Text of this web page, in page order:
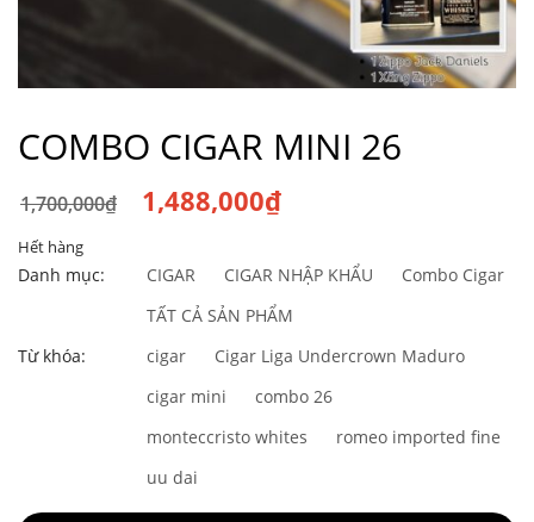
COMBO CIGAR MINI 26
1,700,000₫
Giá
gốc
là:
1,488,000₫
Giá
hiện
tại
1,488,000₫.
Hết hàng
Danh mục: CIGAR CIGAR NHẬP KHẨU
Combo Cigar
TẤT CẢ SẢN PHẨM
Từ khóa:
cigar
Cigar Liga Undercrown Maduro
cigar mini
combo 26
monteccristo whites
romeo imported fine
uu dai